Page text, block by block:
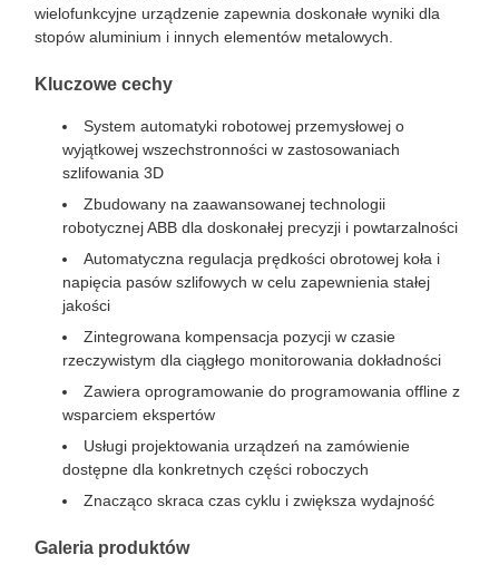
wielofunkcyjne urządzenie zapewnia doskonałe wyniki dla
stopów aluminium i innych elementów metalowych.
Kluczowe cechy
System automatyki robotowej przemysłowej o
wyjątkowej wszechstronności w zastosowaniach
szlifowania 3D
Zbudowany na zaawansowanej technologii
robotycznej ABB dla doskonałej precyzji i powtarzalności
Automatyczna regulacja prędkości obrotowej koła i
napięcia pasów szlifowych w celu zapewnienia stałej
jakości
Zintegrowana kompensacja pozycji w czasie
rzeczywistym dla ciągłego monitorowania dokładności
Zawiera oprogramowanie do programowania offline z
wsparciem ekspertów
Usługi projektowania urządzeń na zamówienie
dostępne dla konkretnych części roboczych
Znacząco skraca czas cyklu i zwiększa wydajność
Galeria produktów